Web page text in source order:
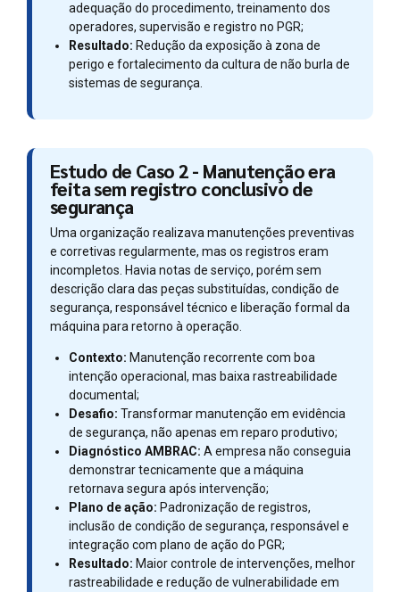
adequação do procedimento, treinamento dos
operadores, supervisão e registro no PGR;
Resultado: Redução da exposição à zona de
perigo e fortalecimento da cultura de não burla de
sistemas de segurança.
Estudo de Caso 2 - Manutenção era
feita sem registro conclusivo de
segurança
Uma organização realizava manutenções preventivas
e corretivas regularmente, mas os registros eram
incompletos. Havia notas de serviço, porém sem
descrição clara das peças substituídas, condição de
segurança, responsável técnico e liberação formal da
máquina para retorno à operação.
Contexto: Manutenção recorrente com boa
intenção operacional, mas baixa rastreabilidade
documental;
Desafio: Transformar manutenção em evidência
de segurança, não apenas em reparo produtivo;
Diagnóstico AMBRAC: A empresa não conseguia
demonstrar tecnicamente que a máquina
retornava segura após intervenção;
Plano de ação: Padronização de registros,
inclusão de condição de segurança, responsável e
integração com plano de ação do PGR;
Resultado: Maior controle de intervenções, melhor
rastreabilidade e redução de vulnerabilidade em